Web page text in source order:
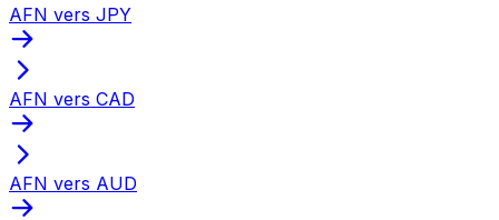
AFN vers JPY
AFN vers CAD
AFN vers AUD